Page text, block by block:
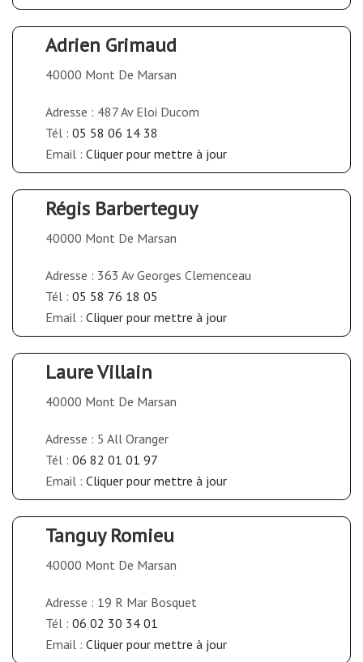
Adrien Grimaud
40000 Mont De Marsan
Adresse : 487 Av Eloi Ducom
Tél : 05 58 06 14 38
Email : Cliquer pour mettre à jour
Régis Barberteguy
40000 Mont De Marsan
Adresse : 363 Av Georges Clemenceau
Tél : 05 58 76 18 05
Email : Cliquer pour mettre à jour
Laure Villain
40000 Mont De Marsan
Adresse : 5 All Oranger
Tél : 06 82 01 01 97
Email : Cliquer pour mettre à jour
Tanguy Romieu
40000 Mont De Marsan
Adresse : 19 R Mar Bosquet
Tél : 06 02 30 34 01
Email : Cliquer pour mettre à jour